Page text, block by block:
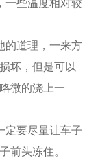
一些温度相对较
的道理，一来方
坏，但是可以
微的浇上一
定要尽量让车子
前头冻住。